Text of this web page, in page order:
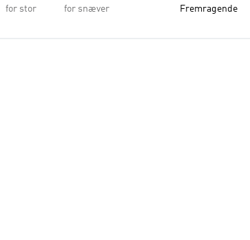
for stor for snæver Fremragende